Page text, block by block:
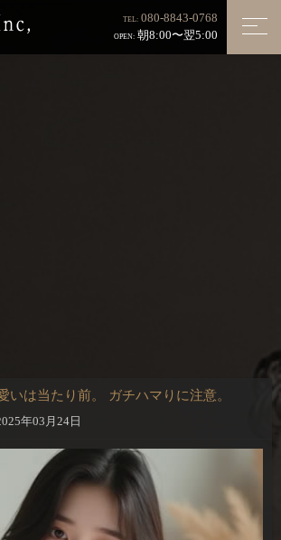
TEL: 080-8843-0768
OPEN: 朝8:00〜翌5:00
いは当たり前。 ガチハマりに注意。
年03月24日